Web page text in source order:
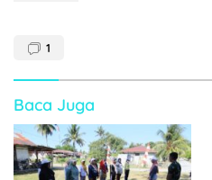
1
Baca Juga